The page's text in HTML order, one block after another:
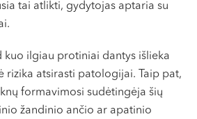
tai atlikti, gydytojas aptaria su
kuo ilgiau protiniai dantys išlieka
rizika atsirasti patologijai. Taip pat,
formavimosi sudėtingėja šių
žandinio ančio ar apatinio